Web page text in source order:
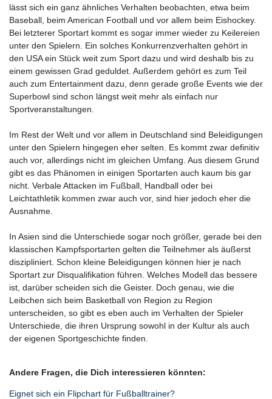
lässt sich ein ganz ähnliches Verhalten beobachten, etwa beim
Baseball, beim American Football und vor allem beim Eishockey.
Bei letzterer Sportart kommt es sogar immer wieder zu Keilereien
unter den Spielern. Ein solches Konkurrenzverhalten gehört in
den USA ein Stück weit zum Sport dazu und wird deshalb bis zu
einem gewissen Grad geduldet. Außerdem gehört es zum Teil
auch zum Entertainment dazu, denn gerade große Events wie der
Superbowl sind schon längst weit mehr als einfach nur
Sportveranstaltungen.
Im Rest der Welt und vor allem in Deutschland sind Beleidigungen
unter den Spielern hingegen eher selten. Es kommt zwar definitiv
auch vor, allerdings nicht im gleichen Umfang. Aus diesem Grund
gibt es das Phänomen in einigen Sportarten auch kaum bis gar
nicht. Verbale Attacken im Fußball, Handball oder bei
Leichtathletik kommen zwar auch vor, sind hier jedoch eher die
Ausnahme.
In Asien sind die Unterschiede sogar noch größer, gerade bei den
klassischen Kampfsportarten gelten die Teilnehmer als äußerst
diszipliniert. Schon kleine Beleidigungen können hier je nach
Sportart zur Disqualifikation führen. Welches Modell das bessere
ist, darüber scheiden sich die Geister. Doch genau, wie die
Leibchen sich beim Basketball von Region zu Region
unterscheiden, so gibt es eben auch im Verhalten der Spieler
Unterschiede, die ihren Ursprung sowohl in der Kultur als auch
der eigenen Sportgeschichte finden.
Andere Fragen, die Dich interessieren könnten:
Eignet sich ein Flipchart für Fußballtrainer?